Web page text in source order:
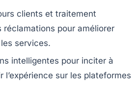
clients et traitement
réclamations pour améliorer
services.
intelligentes pour inciter à
l’expérience sur les plateformes